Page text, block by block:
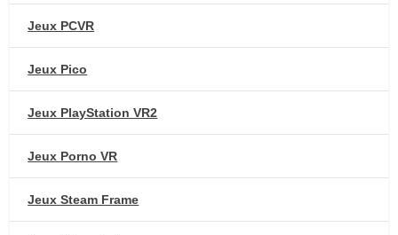
Jeux PCVR
Jeux Pico
Jeux PlayStation VR2
Jeux Porno VR
Jeux Steam Frame